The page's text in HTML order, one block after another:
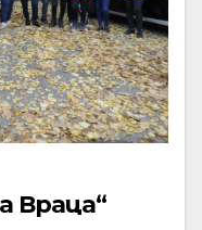
Враца“